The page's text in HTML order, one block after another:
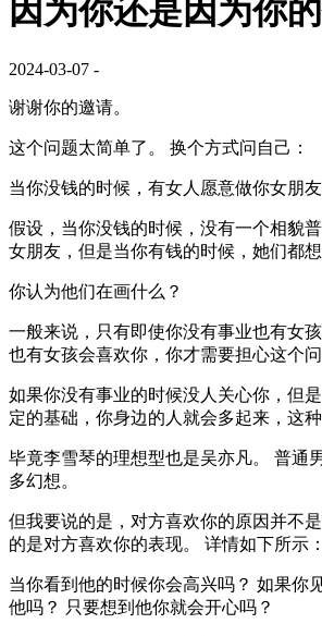
因为你还是因为你
2024-03-07 -
谢谢你的邀请。
这个问题太简单了。 换个方式问自己：
当你没钱的时候，有女人愿意做你女朋友
假设，当你没钱的时候，没有一个相貌
女朋友，但是当你有钱的时候，她们都想
你认为他们在画什么？
一般来说，只有即使你没有事业也有女
也有女孩会喜欢你，你才需要担心这个问
如果你没有事业的时候没人关心你，但
定的基础，你身边的人就会多起来，这
毕竟李雪琴的理想型也是吴亦凡。 普通
多幻想。
但我要说的是，对方喜欢你的原因并不
的是对方喜欢你的表现。 详情如下所示：
当你看到他的时候你会高兴吗？ 如果你
他吗？ 只要想到他你就会开心吗？